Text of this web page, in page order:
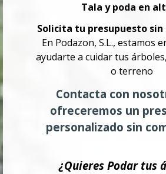
Tala y poda en
Solicita tu presupuesto
En Podazon, S.L., estamos
ayudarte a cuidar tus
o terreno
Contacta con
ofreceremos un
personalizado sin
¿Quieres Podar tus